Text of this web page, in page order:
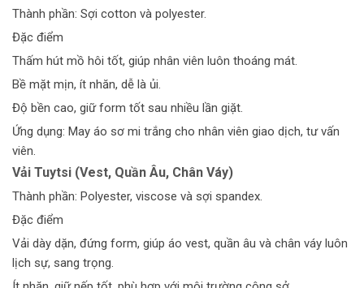
Thành phần: Sợi cotton và polyester.
Đặc điểm
Thấm hút mồ hôi tốt, giúp nhân viên luôn thoáng mát.
Bề mặt mịn, ít nhăn, dễ là ủi.
Độ bền cao, giữ form tốt sau nhiều lần giặt.
Ứng dụng: May áo sơ mi trắng cho nhân viên giao dịch, tư vấn
viên.
Vải Tuytsi (Vest, Quần Âu, Chân Váy)
Thành phần: Polyester, viscose và sợi spandex.
Đặc điểm
Vải dày dặn, đứng form, giúp áo vest, quần âu và chân váy luôn
lịch sự, sang trọng.